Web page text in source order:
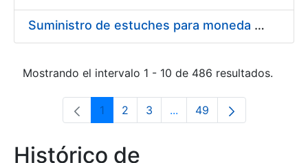
Suministro de estuches para moneda de 30 €
Mostrando el intervalo 1 - 10 de 486 resultados.
Página
1 Página
2 Página
3 ...Páginas intermedias Use
Página
49
Histórico de